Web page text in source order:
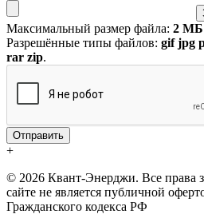
Максимальный размер файла: 2 МБ
Разрешённые типы файлов: gif jpg
rar zip.
+
© 2026 Квант-Энерджи. Все
сайте не является публичной
Гражданского кодекса РФ